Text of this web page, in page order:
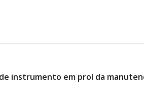
instrumento em prol da